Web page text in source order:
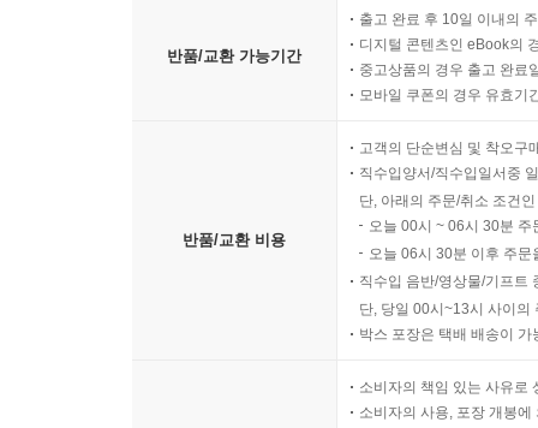
반품/교환 가능기간
출고 완료 후 10일 이내의
디지털 콘텐츠인 eBook의
중고상품의 경우 출고 완료
모바일 쿠폰의 경우 유효기
반품/교환 비용
고객의 단순변심 및 착오구
직수입양서/직수입일서중
단, 아래의 주문/취소 조건
오늘 00시 ~ 06시 30분
오늘 06시 30분 이후 주
직수입 음반/영상물/기프트
단, 당일 00시~13시 사이의
박스 포장은 택배 배송이
소비자의 책임 있는 사유로
소비자의 사용, 포장 개봉